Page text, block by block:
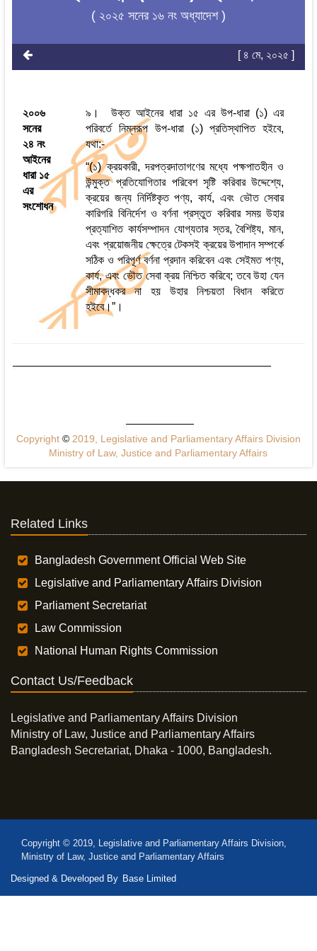
( ২০২৫ সনের ১৬ নং অধ্যাদেশ )
[ ৪ মে, ২০২৫ ]
২০০৬
সনের
২৪ নং
আইনের
ধারা ১৫
এর
সংশোধন
৯। উক্ত আইনের ধারা ১৫ এর উপ-ধারা (১) এর
পরিবর্তে নিম্নরূপ উপ-ধারা (১) প্রতিস্থাপিত হইবে,
যথা:-
“(১) ক্রয়কারী, দরপত্রদাতাগণের মধ্যে পক্ষপাতহীন ও
উন্মুক্ত প্রতিযোগিতার পরিবেশ সৃষ্টি করিবার উদ্দেশ্যে,
ক্রয়ের জন্য নির্দিষ্টকৃত পণ্য, কার্য, এবং ভৌত সেবার
কারিগরি বিনির্দেশ ও বর্ণনা প্রস্তুত করিবার সময় উহার
প্রত্যাশিত কার্যসম্পাদন যোগ্যতার স্তর, বৈশিষ্ট্য, মান,
এবং প্রয়োজনীয় ক্ষেত্রে টেকসই ক্রয়ের উপাদান সম্পর্কে
সঠিক ও পরিপূর্ণ বর্ণনা প্রদান করিবেন এবং সেইমত পণ্য,
কার্য, এবং ভৌত সেবা ক্রয় নিশ্চিত করিবে; তবে উহা যেন
সীমাবদ্ধকর না হয় উহার নিশ্চয়তা বিধান করিতে
হইবে।”।
Copyright ©2019, Legislative and Parliamentary Affairs Division
Ministry of Law, Justice and Parliamentary Affairs
Related Links
Bangladesh Government Official Web Site
Legislative and Parliamentary Affairs Division
Parliament Secretariat
Law Commission
National Human Rights Commission
Contact Us/Feedback
Legislative and Parliamentary Affairs Division
Ministry of Law, Justice and Parliamentary Affairs
Bangladesh Secretariat, Dhaka - 1000, Bangladesh.
Copyright © 2019, Legislative and Parliamentary Affairs Division,
Ministry of Law, Justice and Parliamentary Affairs
Designed & Developed By Base Limited